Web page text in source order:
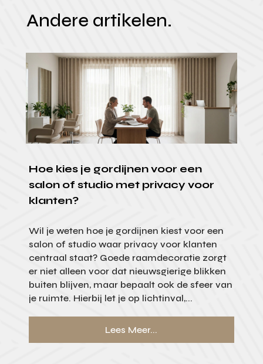
Andere artikelen.
Hoe kies je gordijnen voor een
salon of studio met privacy voor
klanten?
Wil je weten hoe je gordijnen kiest voor een
salon of studio waar privacy voor klanten
centraal staat? Goede raamdecoratie zorgt
er niet alleen voor dat nieuwsgierige blikken
buiten blijven, maar bepaalt ook de sfeer van
je ruimte. Hierbij let je op lichtinval,...
Lees Meer...